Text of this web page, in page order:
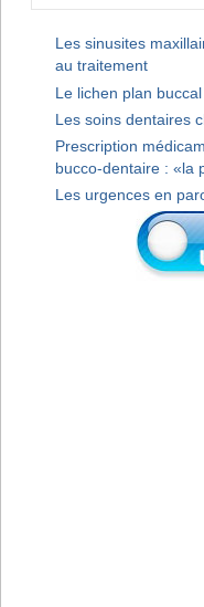
Les sinusites
au traitement
Le lichen plan
Les soins dentaires
Prescription
bucco-dentaire : «la
Les urgences en